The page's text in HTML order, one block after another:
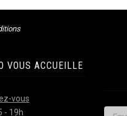
VOUS ACCUEILLE
vous
- 19h